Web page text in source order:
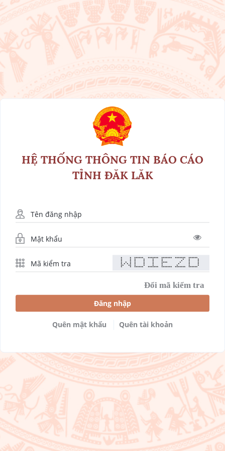
HỆ THỐNG THÔNG TIN BÁO CÁO
TỈNH ÐĂK LĂK
* * ****** ******* ******* ******* ******
* * * * * * * * *
* * * * * * * * *
* * * * * * **** * * *
* * * * * * * * * * *
** ** * * * * * * *
* * ****** ******* ******* ******* ******
Đổi mã kiểm tra
Đăng nhập
Quên mật khẩu Quên tài khoản